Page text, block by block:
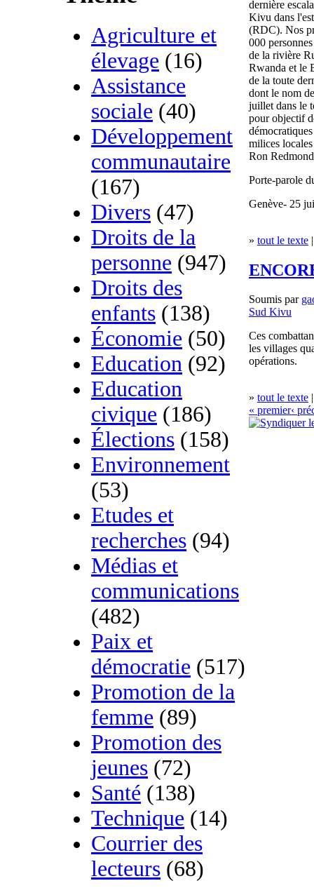
Agriculture et
élevage (16)
Assistance
sociale (40)
Développement
communautaire
(167)
Divers (47)
Droits de la
personne (947)
Droits des
enfants (138)
Économie (50)
Education (92)
Education
civique (186)
Élections (158)
Environnement
(53)
Etudes et
recherches (94)
Médias et
communications
(482)
Paix et
démocratie (517)
Promotion de la
femme (89)
Promotion des
jeunes (72)
Santé (138)
Technique (14)
Courrier des
lecteurs (68)
dernière
Kivu dans
(RDC). Nos
000
de la rivière
Rwanda et le
de la toute
dont le nom
juillet dans le
pour objectif
milices
Ron
Porte-parole
Genève- 25
» tout le texte
Soumis par
Sud Kivu
Ces
les villages
opérations.
» tout le texte
« premier‹